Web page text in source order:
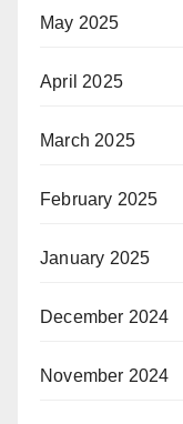
May 2025
April 2025
March 2025
February 2025
January 2025
December 2024
November 2024